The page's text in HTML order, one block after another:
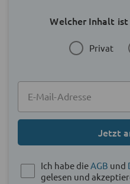
Welcher Inhalt
Privat
Jetzt
Ich habe die AGB und
gelesen und